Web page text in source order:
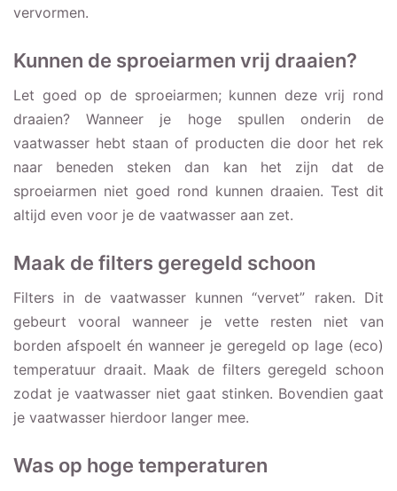
vervormen.
Kunnen de sproeiarmen vrij draaien?
Let goed op de sproeiarmen; kunnen deze vrij rond
draaien? Wanneer je hoge spullen onderin de
vaatwasser hebt staan of producten die door het rek
naar beneden steken dan kan het zijn dat de
sproeiarmen niet goed rond kunnen draaien. Test dit
altijd even voor je de vaatwasser aan zet.
Maak de filters geregeld schoon
Filters in de vaatwasser kunnen “vervet” raken. Dit
gebeurt vooral wanneer je vette resten niet van
borden afspoelt én wanneer je geregeld op lage (eco)
temperatuur draait. Maak de filters geregeld schoon
zodat je vaatwasser niet gaat stinken. Bovendien gaat
je vaatwasser hierdoor langer mee.
Was op hoge temperaturen